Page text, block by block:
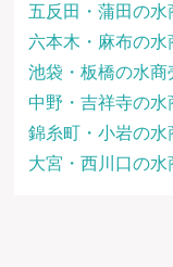
五反田・蒲田の水
六本木・麻布の水
池袋・板橋の水商
中野・吉祥寺の水
錦糸町・小岩の水
大宮・西川口の水